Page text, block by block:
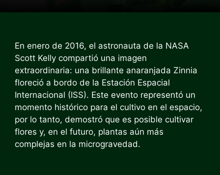
En enero de 2016, el astronauta de la NASA
Scott Kelly compartió una imagen
extraordinaria: una brillante anaranjada Zinnia
floreció a bordo de la Estación Espacial
Internacional (ISS). Este evento representó un
momento histórico para el cultivo en el espacio,
por lo tanto, demostró que es posible cultivar
flores y, en el futuro, plantas aún más
complejas en la microgravedad.